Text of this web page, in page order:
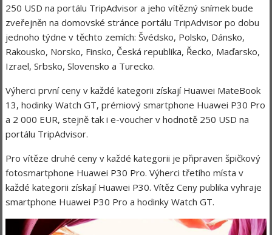
250 USD na portálu TripAdvisor a jeho vítězný snímek bude
zveřejněn na domovské stránce portálu TripAdvisor po dobu
jednoho týdne v těchto zemích: Švédsko, Polsko, Dánsko,
Rakousko, Norsko, Finsko, Česká republika, Řecko, Maďarsko,
Izrael, Srbsko, Slovensko a Turecko.
Výherci první ceny v každé kategorii získají Huawei MateBook
13, hodinky Watch GT, prémiový smartphone Huawei P30 Pro
a 2 000 EUR, stejně tak i e-voucher v hodnotě 250 USD na
portálu TripAdvisor.
Pro vítěze druhé ceny v každé kategorii je připraven špičkový
fotosmartphone Huawei P30 Pro. Výherci třetího místa v
každé kategorii získají Huawei P30. Vítěz Ceny publika vyhraje
smartphone Huawei P30 Pro a hodinky Watch GT.